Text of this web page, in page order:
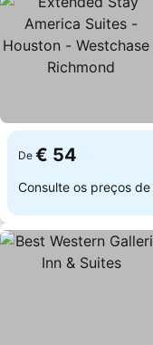
De € 54
Consulte os preços de